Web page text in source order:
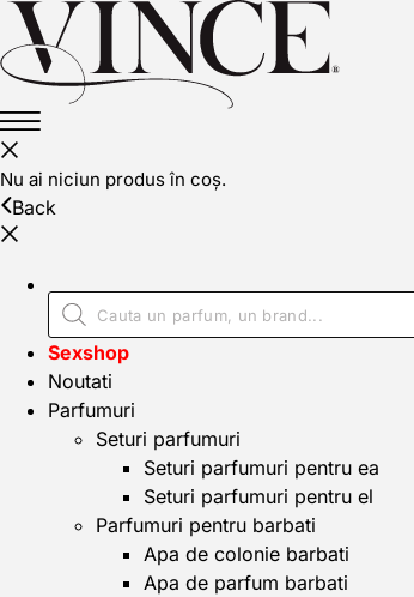
Nu ai niciun produs în coș.
Back
Sexshop
Noutati
Parfumuri
Seturi parfumuri
Seturi parfumuri pentru ea
Seturi parfumuri pentru el
Parfumuri pentru barbati
Apa de colonie barbati
Apa de parfum barbati